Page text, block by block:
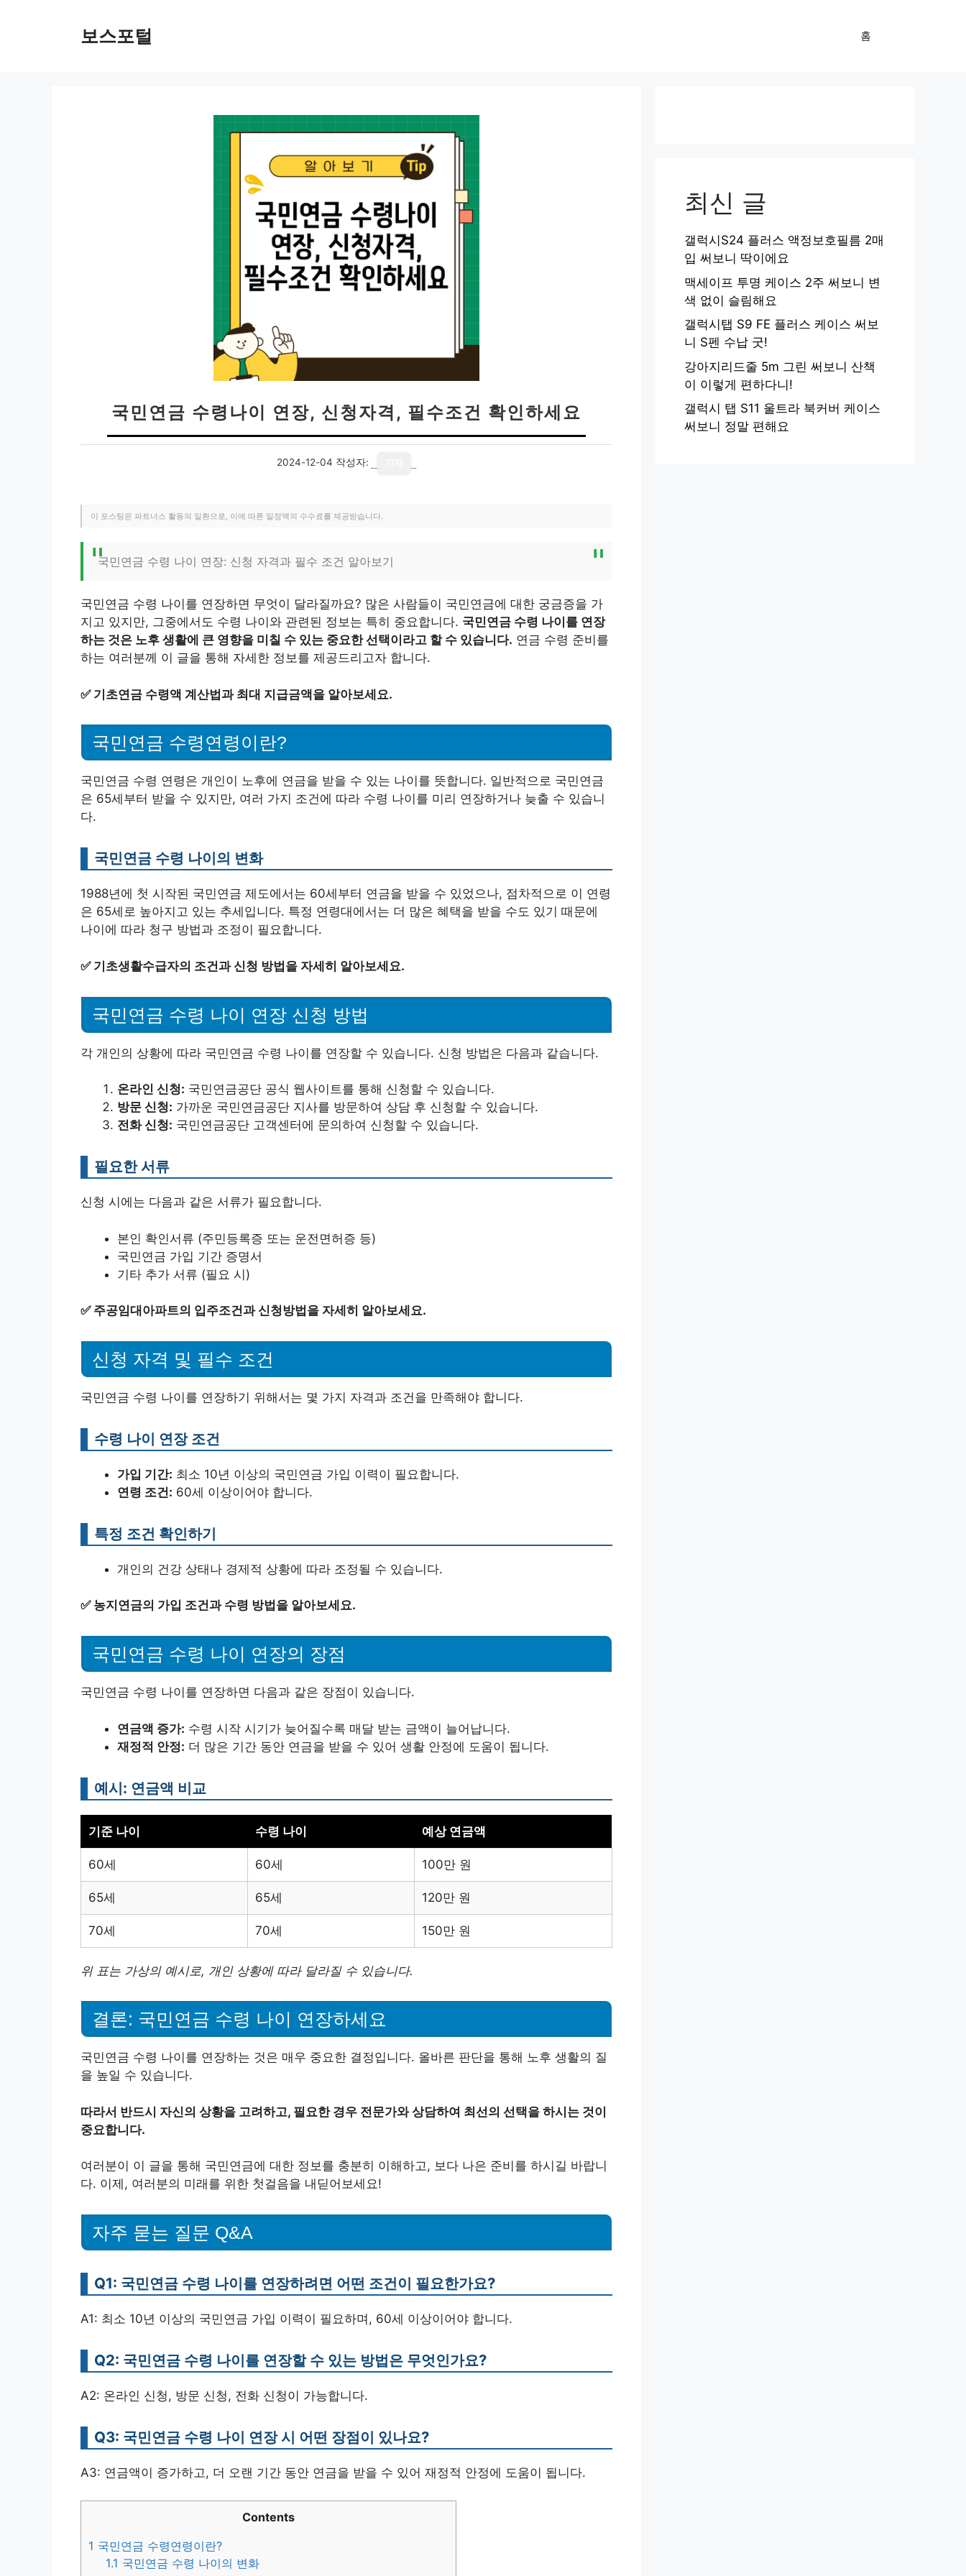
보스포털 홈
국민연금 수령나이 연장, 신청자격, 필수조건 확인하세요
2024-12-04 작성자:
이 포스팅은 파트너스 활동의 일환으로, 이에 따른 일정액의 수수료를 제공받습니다.
국민연금 수령 나이 연장: 신청 자격과 필수 조건 알아보기
국민연금 수령 나이를 연장하면 무엇이 달라질까요? 많은 사람들이 국민연금에 대한 궁금증을 가
지고 있지만, 그중에서도 수령 나이와 관련된 정보는 특히 중요합니다. 국민연금 수령 나이를 연장
하는 것은 노후 생활에 큰 영향을 미칠 수 있는 중요한 선택이라고 할 수 있습니다. 연금 수령 준비를
하는 여러분께 이 글을 통해 자세한 정보를 제공드리고자 합니다.
✅ 기초연금 수령액 계산법과 최대 지급금액을 알아보세요.
국민연금 수령연령이란?
국민연금 수령 연령은 개인이 노후에 연금을 받을 수 있는 나이를 뜻합니다. 일반적으로 국민연금
은 65세부터 받을 수 있지만, 여러 가지 조건에 따라 수령 나이를 미리 연장하거나 늦출 수 있습니
다.
국민연금 수령 나이의 변화
1988년에 첫 시작된 국민연금 제도에서는 60세부터 연금을 받을 수 있었으나, 점차적으로 이 연령
은 65세로 높아지고 있는 추세입니다. 특정 연령대에서는 더 많은 혜택을 받을 수도 있기 때문에
나이에 따라 청구 방법과 조정이 필요합니다.
✅ 기초생활수급자의 조건과 신청 방법을 자세히 알아보세요.
국민연금 수령 나이 연장 신청 방법
각 개인의 상황에 따라 국민연금 수령 나이를 연장할 수 있습니다. 신청 방법은 다음과 같습니다.
온라인 신청: 국민연금공단 공식 웹사이트를 통해 신청할 수 있습니다.
방문 신청: 가까운 국민연금공단 지사를 방문하여 상담 후 신청할 수 있습니다.
전화 신청: 국민연금공단 고객센터에 문의하여 신청할 수 있습니다.
필요한 서류
신청 시에는 다음과 같은 서류가 필요합니다.
본인 확인서류 (주민등록증 또는 운전면허증 등)
국민연금 가입 기간 증명서
기타 추가 서류 (필요 시)
✅ 주공임대아파트의 입주조건과 신청방법을 자세히 알아보세요.
신청 자격 및 필수 조건
국민연금 수령 나이를 연장하기 위해서는 몇 가지 자격과 조건을 만족해야 합니다.
수령 나이 연장 조건
가입 기간: 최소 10년 이상의 국민연금 가입 이력이 필요합니다.
연령 조건: 60세 이상이어야 합니다.
특정 조건 확인하기
개인의 건강 상태나 경제적 상황에 따라 조정될 수 있습니다.
✅ 농지연금의 가입 조건과 수령 방법을 알아보세요.
국민연금 수령 나이 연장의 장점
국민연금 수령 나이를 연장하면 다음과 같은 장점이 있습니다.
연금액 증가: 수령 시작 시기가 늦어질수록 매달 받는 금액이 늘어납니다.
재정적 안정: 더 많은 기간 동안 연금을 받을 수 있어 생활 안정에 도움이 됩니다.
예시: 연금액 비교
기준 나이 수령 나이 예상 연금액
60세 60세 100만 원
65세 65세 120만 원
70세 70세 150만 원
위 표는 가상의 예시로, 개인 상황에 따라 달라질 수 있습니다.
결론: 국민연금 수령 나이 연장하세요
국민연금 수령 나이를 연장하는 것은 매우 중요한 결정입니다. 올바른 판단을 통해 노후 생활의 질
을 높일 수 있습니다.
따라서 반드시 자신의 상황을 고려하고, 필요한 경우 전문가와 상담하여 최선의 선택을 하시는 것이
중요합니다.
여러분이 이 글을 통해 국민연금에 대한 정보를 충분히 이해하고, 보다 나은 준비를 하시길 바랍니
다. 이제, 여러분의 미래를 위한 첫걸음을 내딛어보세요!
자주 묻는 질문 Q&A
Q1: 국민연금 수령 나이를 연장하려면 어떤 조건이 필요한가요?
A1: 최소 10년 이상의 국민연금 가입 이력이 필요하며, 60세 이상이어야 합니다.
Q2: 국민연금 수령 나이를 연장할 수 있는 방법은 무엇인가요?
A2: 온라인 신청, 방문 신청, 전화 신청이 가능합니다.
Q3: 국민연금 수령 나이 연장 시 어떤 장점이 있나요?
A3: 연금액이 증가하고, 더 오랜 기간 동안 연금을 받을 수 있어 재정적 안정에 도움이 됩니다.
Contents
1 국민연금 수령연령이란?
1.1 국민연금 수령 나이의 변화
최신 글
갤럭시S24 플러스 액정보호필름 2매
입 써보니 딱이에요
맥세이프 투명 케이스 2주 써보니 변
색 없이 슬림해요
갤럭시탭 S9 FE 플러스 케이스 써보
니 S펜 수납 굿!
강아지리드줄 5m 그린 써보니 산책
이 이렇게 편하다니!
갤럭시 탭 S11 울트라 북커버 케이스
써보니 정말 편해요